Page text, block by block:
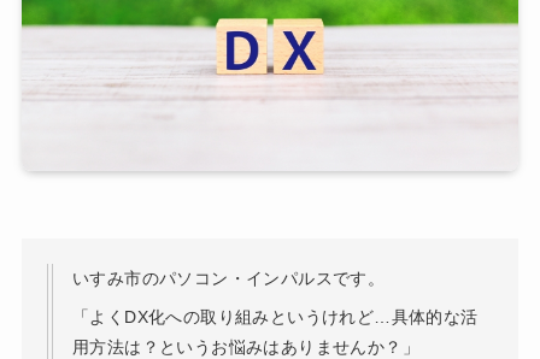
いすみ市のパソコン・インパルスです。
「よくDX化への取り組みというけれど…具体的な活
用方法は？というお悩みはありませんか？」